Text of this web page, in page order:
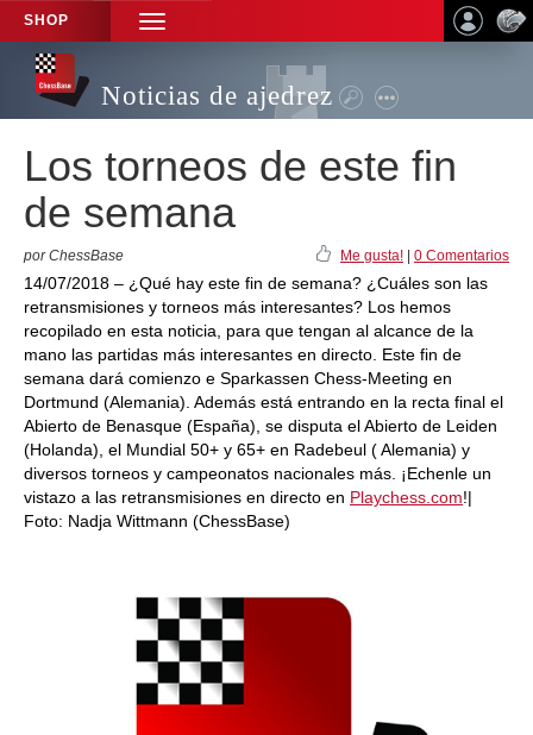
SHOP
TOGGLE
NAVIGATION
Noticias de ajedrez
Los torneos de este fin
de semana
por ChessBase Me gusta! 0 Comentarios
14/07/2018 – ¿Qué hay este fin de semana? ¿Cuáles son las
retransmisiones y torneos más interesantes? Los hemos
recopilado en esta noticia, para que tengan al alcance de la
mano las partidas más interesantes en directo. Este fin de
semana dará comienzo e Sparkassen Chess-Meeting en
Dortmund (Alemania). Además está entrando en la recta final el
Abierto de Benasque (España), se disputa el Abierto de Leiden
(Holanda), el Mundial 50+ y 65+ en Radebeul ( Alemania) y
diversos torneos y campeonatos nacionales más. ¡Echenle un
vistazo a las retransmisiones en directo en Playchess.com!|
Foto: Nadja Wittmann (ChessBase)